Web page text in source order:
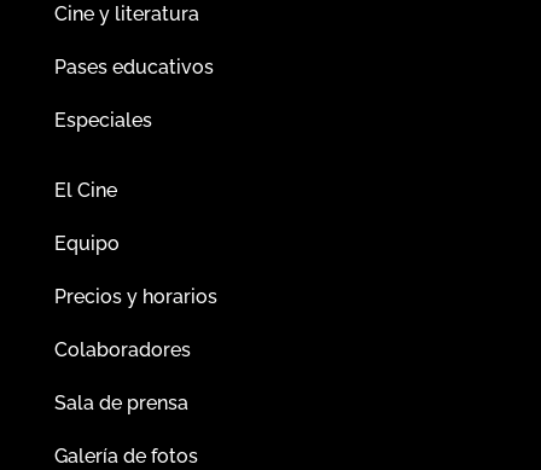
Cine y literatura
Pases educativos
Especiales
El Cine
Equipo
Precios y horarios
Colaboradores
Sala de prensa
Galería de fotos